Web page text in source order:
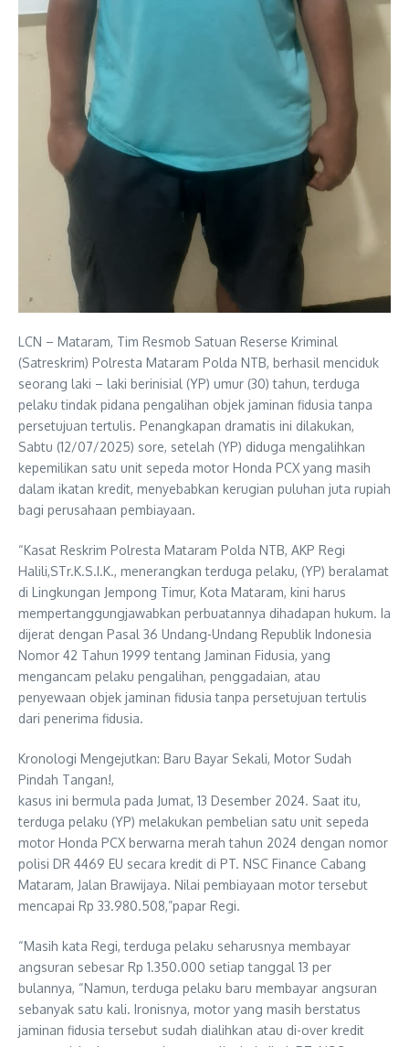
LCN – Mataram, Tim Resmob Satuan Reserse Kriminal
(Satreskrim) Polresta Mataram Polda NTB, berhasil menciduk
seorang laki – laki berinisial (YP) umur (30) tahun, terduga
pelaku tindak pidana pengalihan objek jaminan fidusia tanpa
persetujuan tertulis. Penangkapan dramatis ini dilakukan,
Sabtu (12/07/2025) sore, setelah (YP) diduga mengalihkan
kepemilikan satu unit sepeda motor Honda PCX yang masih
dalam ikatan kredit, menyebabkan kerugian puluhan juta rupiah
bagi perusahaan pembiayaan.
“Kasat Reskrim Polresta Mataram Polda NTB, AKP Regi
Halili,STr.K.S.I.K., menerangkan terduga pelaku, (YP) beralamat
di Lingkungan Jempong Timur, Kota Mataram, kini harus
mempertanggungjawabkan perbuatannya dihadapan hukum. Ia
dijerat dengan Pasal 36 Undang-Undang Republik Indonesia
Nomor 42 Tahun 1999 tentang Jaminan Fidusia, yang
mengancam pelaku pengalihan, penggadaian, atau
penyewaan objek jaminan fidusia tanpa persetujuan tertulis
dari penerima fidusia.
Kronologi Mengejutkan: Baru Bayar Sekali, Motor Sudah
Pindah Tangan!,
kasus ini bermula pada Jumat, 13 Desember 2024. Saat itu,
terduga pelaku (YP) melakukan pembelian satu unit sepeda
motor Honda PCX berwarna merah tahun 2024 dengan nomor
polisi DR 4469 EU secara kredit di PT. NSC Finance Cabang
Mataram, Jalan Brawijaya. Nilai pembiayaan motor tersebut
mencapai Rp 33.980.508,”papar Regi.
“Masih kata Regi, terduga pelaku seharusnya membayar
angsuran sebesar Rp 1.350.000 setiap tanggal 13 per
bulannya, “Namun, terduga pelaku baru membayar angsuran
sebanyak satu kali. Ironisnya, motor yang masih berstatus
jaminan fidusia tersebut sudah dialihkan atau di-over kredit